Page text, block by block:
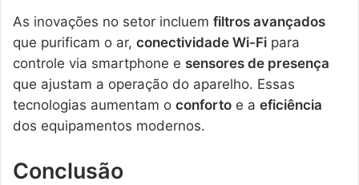
As inovações no setor incluem filtros avançados
que purificam o ar, conectividade Wi-Fi para
controle via smartphone e sensores de presença
que ajustam a operação do aparelho. Essas
tecnologias aumentam o conforto e a eficiência
dos equipamentos modernos.
Conclusão